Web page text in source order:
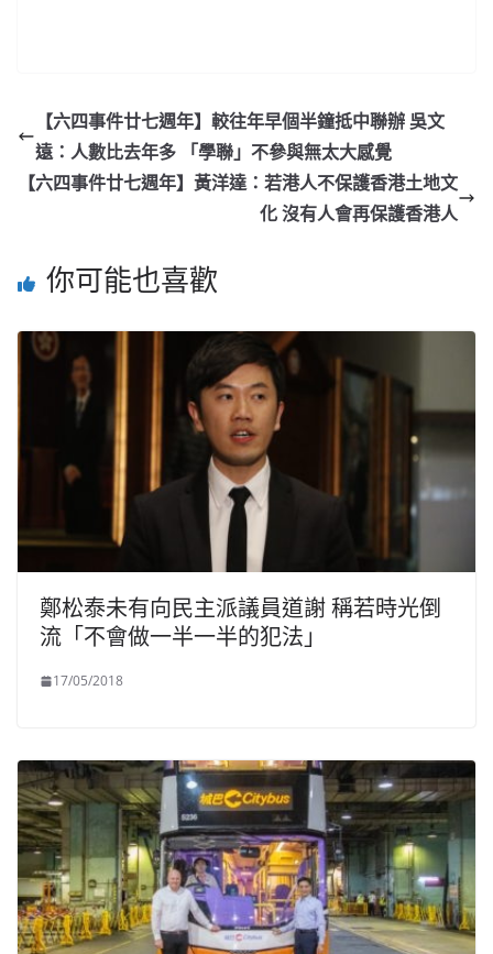
【六四事件廿七週年】較往年早個半鐘抵中聯辦 吳文
遠：人數比去年多 「學聯」不參與無太大感覺
【六四事件廿七週年】黃洋達：若港人不保護香港土地文
化 沒有人會再保護香港人
你可能也喜歡
鄭松泰未有向民主派議員道謝 稱若時光倒
流「不會做一半一半的犯法」
17/05/2018